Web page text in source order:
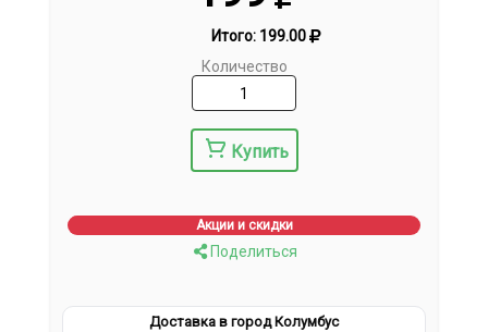
Итого: 199.00
Количество
Купить
Акции и скидки
Поделиться
Доставка в город Колумбус